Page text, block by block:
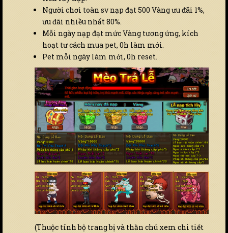
Người chơi toàn sv nạp đạt 500 Vàng ưu đãi 1%,
ưu đãi nhiều nhất 80%.
Mỗi ngày nạp đạt mức Vàng tương ứng, kích
hoạt tư cách mua pet, 0h làm mới.
Pet mỗi ngày làm mới, 0h reset.
(Thuộc tính bộ trang bị và thần chú xem chi tiết